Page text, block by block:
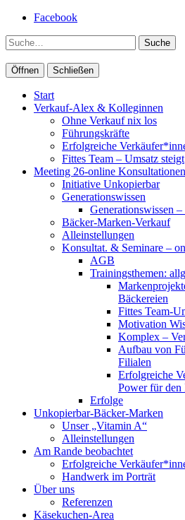
Facebook
Suche
Öffnen Schließen
Start
Verkauf-Alex & Kolleginnen
Ohne Verkauf nix los
Führungskräfte
Erfolgreiche
Fittes Team – Umsatz steigt
Meeting 26-online Konsultationen
Initiative Unkopierbar
Generationswissen
Generationswissen
Bäcker-Marken-Verkauf
Alleinstellungen
Konsultat. & Seminare –
AGB
Trainingsthemen:
Bäckereien
Fittes Team-
Motivation
Komplex –
Aufbau von
Filialen
Erfolgreiche
Power für den
Erfolge
Unkopierbar-Bäcker-Marken
Unser „Vitamin A“
Alleinstellungen
Am Rande beobachtet
Erfolgreiche
Handwerk im Porträt
Über uns
Referenzen
Käsekuchen-Area